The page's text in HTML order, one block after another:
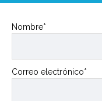
Nombre*
Correo electrónico*